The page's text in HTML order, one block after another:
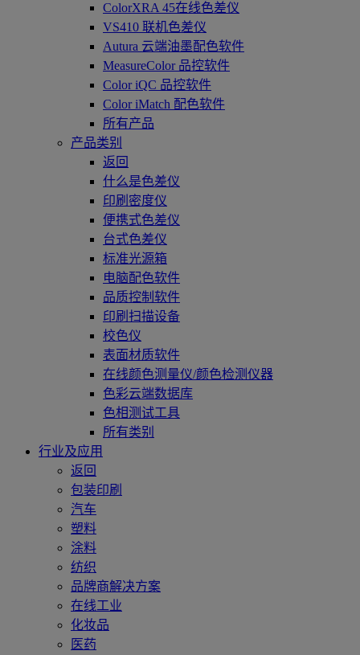
ColorXRA 45在线色差仪
VS410 联机色差仪
Autura 云端油墨配色软件
MeasureColor 品控软件
Color iQC 品控软件
Color iMatch 配色软件
所有产品
产品类别
返回
什么是色差仪
印刷密度仪
便携式色差仪
台式色差仪
标准光源箱
电脑配色软件
品质控制软件
印刷扫描设备
校色仪
表面材质软件
在线颜色测量仪/颜色检测仪器
色彩云端数据库
色相测试工具
所有类别
行业及应用
返回
包装印刷
汽车
塑料
涂料
纺织
品牌商解决方案
在线工业
化妆品
医药